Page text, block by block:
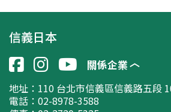
信義日本
關係企業
地址： 110 台北市信義區信義路五段
電話：02-8978-3588